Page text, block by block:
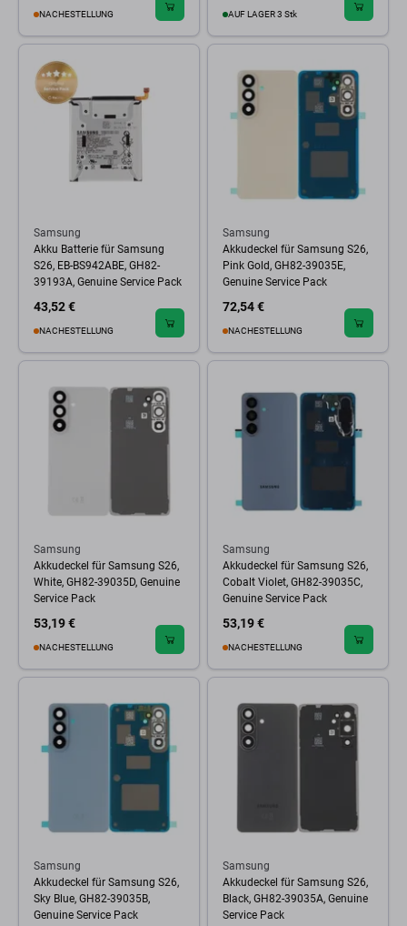
NACHESTELLUNG AUF LAGER 3 Stk
Samsung
Akku Batterie für Samsung
S26, EB-BS942ABE, GH82-
39193A, Genuine Service Pack
43,52 €
NACHESTELLUNG
Samsung
Akkudeckel für Samsung S26,
Pink Gold, GH82-39035E,
Genuine Service Pack
72,54 €
NACHESTELLUNG
Samsung
Akkudeckel für Samsung S26,
White, GH82-39035D, Genuine
Service Pack
53,19 €
NACHESTELLUNG
Samsung
Akkudeckel für Samsung S26,
Cobalt Violet, GH82-39035C,
Genuine Service Pack
53,19 €
NACHESTELLUNG
Samsung
Akkudeckel für Samsung S26,
Sky Blue, GH82-39035B,
Genuine Service Pack
Samsung
Akkudeckel für Samsung S26,
Black, GH82-39035A, Genuine
Service Pack